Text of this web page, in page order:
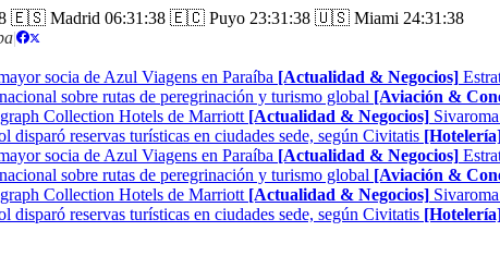
🇪🇸 Madrid 06:31:39 🇪🇨 Puyo 23:31:39 🇺🇸 Miami 24:31:39
|
socia de Azul Viagens en Paraíba [Actualidad & Negocios]
sobre rutas de peregrinación y turismo global [Aviación &
Collection Hotels de Marriott [Actualidad & Negocios]
disparó reservas turísticas en ciudades sede, según Civitatis
socia de Azul Viagens en Paraíba [Actualidad & Negocios]
sobre rutas de peregrinación y turismo global [Aviación &
Collection Hotels de Marriott [Actualidad & Negocios]
disparó reservas turísticas en ciudades sede, según Civitatis